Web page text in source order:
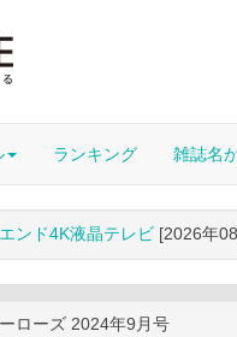
ランキング 雑誌名
ンド4K液晶テレビ [2026年
ローズ 2024年9月号